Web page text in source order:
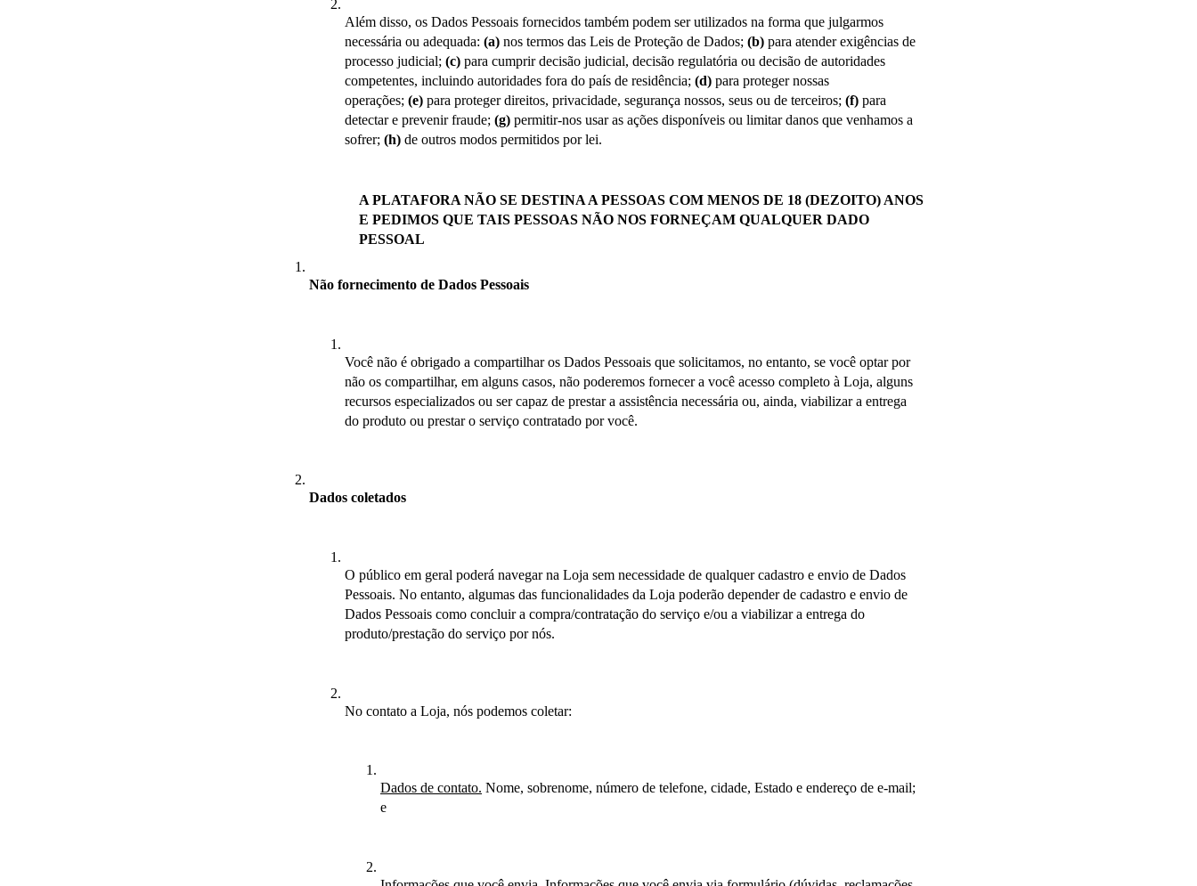
Além disso, os Dados Pessoais fornecidos também podem ser utilizados na forma que julgarmos
necessária ou adequada: (a) nos termos das Leis de Proteção de Dados; (b) para atender exigências de
processo judicial; (c) para cumprir decisão judicial, decisão regulatória ou decisão de autoridades
competentes, incluindo autoridades fora do país de residência; (d) para proteger nossas
operações; (e) para proteger direitos, privacidade, segurança nossos, seus ou de terceiros; (f) para
detectar e prevenir fraude; (g) permitir-nos usar as ações disponíveis ou limitar danos que venhamos a
sofrer; (h) de outros modos permitidos por lei.
A PLATAFORA NÃO SE DESTINA A PESSOAS COM MENOS DE 18 (DEZOITO) ANOS
E PEDIMOS QUE TAIS PESSOAS NÃO NOS FORNEÇAM QUALQUER DADO
PESSOAL
Não fornecimento de Dados Pessoais
Você não é obrigado a compartilhar os Dados Pessoais que solicitamos, no entanto, se você optar por
não os compartilhar, em alguns casos, não poderemos fornecer a você acesso completo à Loja, alguns
recursos especializados ou ser capaz de prestar a assistência necessária ou, ainda, viabilizar a entrega
do produto ou prestar o serviço contratado por você.
Dados coletados
O público em geral poderá navegar na Loja sem necessidade de qualquer cadastro e envio de Dados
Pessoais. No entanto, algumas das funcionalidades da Loja poderão depender de cadastro e envio de
Dados Pessoais como concluir a compra/contratação do serviço e/ou a viabilizar a entrega do
produto/prestação do serviço por nós.
No contato a Loja, nós podemos coletar:
Dados de contato. Nome, sobrenome, número de telefone, cidade, Estado e endereço de e-mail;
e